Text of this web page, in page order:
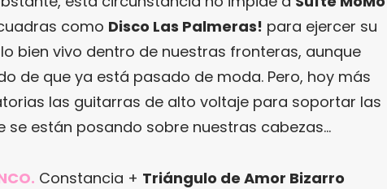
como Disco Las Palmeras! para ejercer su
bien vivo dentro de nuestras fronteras, aunque
de que ya está pasado de moda. Pero, hoy más
las guitarras de alto voltaje para soportar las
se están posando sobre nuestras cabezas…
Constancia + Triángulo de Amor Bizarro